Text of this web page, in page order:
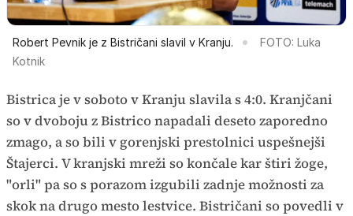
Robert Pevnik je z Bistričani slavil v Kranju.
FOTO: Luka
Kotnik
Bistrica je v soboto v Kranju slavila s 4:0. Kranjčani
so v dvoboju z Bistrico napadali deseto zaporedno
zmago, a so bili v gorenjski prestolnici uspešnejši
Štajerci. V kranjski mreži so končale kar štiri žoge,
"orli" pa so s porazom izgubili zadnje možnosti za
skok na drugo mesto lestvice. Bistričani so povedli v